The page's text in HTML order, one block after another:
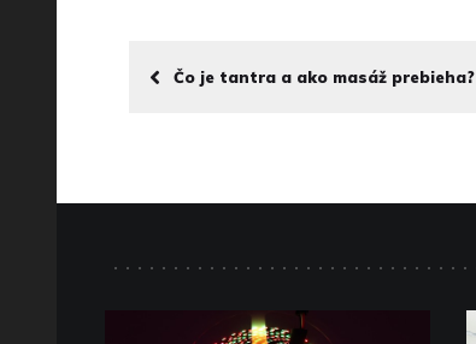
Čo je tantra a ako masáž prebieha?